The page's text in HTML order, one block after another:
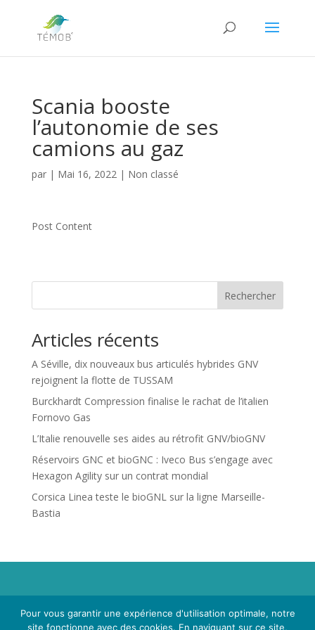
Scania booste
l’autonomie de ses
camions au gaz
par | Mai 16, 2022| Non classé
Post Content
Rechercher
Articles récents
A Séville, dix nouveaux bus articulés hybrides GNV
rejoignent la flotte de TUSSAM
Burckhardt Compression finalise le rachat de l’italien
Fornovo Gas
L’Italie renouvelle ses aides au rétrofit GNV/bioGNV
Réservoirs GNC et bioGNC : Iveco Bus s’engage avec
Hexagon Agility sur un contrat mondial
Corsica Linea teste le bioGNL sur la ligne Marseille-
Bastia
Propriété de Territoire d'Energie Lot-et-Garonne. Voir
Mentions LégalesetPolitique de Confidentialité.
Pour vous garantir une expérience d'utilisation optimale, notre
site fonctionne avec des cookies. En naviguant sur ce site,